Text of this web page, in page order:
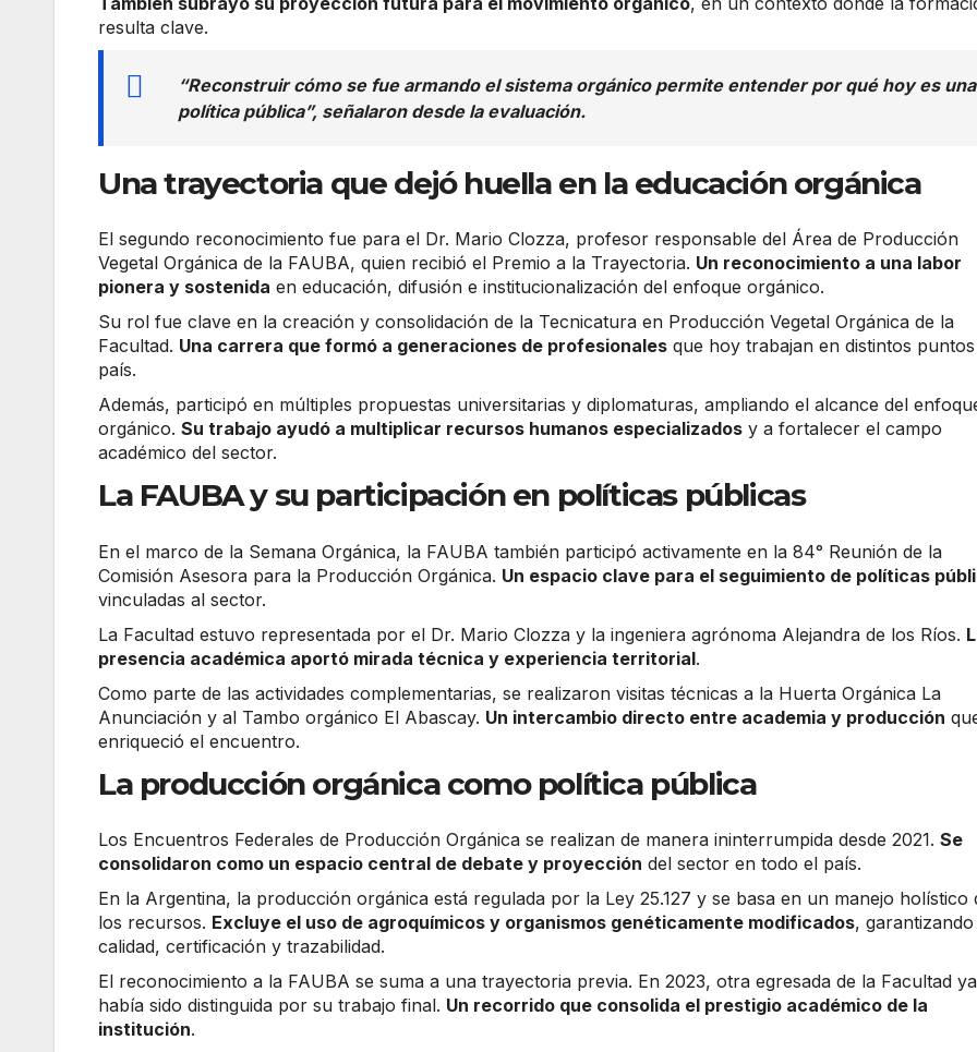
resulta clave.
“Reconstruir cómo se fue armando el sistema orgánico permite entender por qué hoy es una
política pública”, señalaron desde la evaluación.
Una trayectoria que dejó huella en la educación orgánica
El segundo reconocimiento fue para el Dr. Mario Clozza, profesor responsable del Área de Producción
Vegetal Orgánica de la FAUBA, quien recibió el Premio a la Trayectoria. Un reconocimiento a una labor
pionera y sostenida en educación, difusión e institucionalización del enfoque orgánico.
Su rol fue clave en la creación y consolidación de la Tecnicatura en Producción Vegetal Orgánica de la
Facultad. Una carrera que formó a generaciones de profesionales que hoy trabajan en distintos
país.
Además, participó en múltiples propuestas universitarias y diplomaturas, ampliando el alcance del
orgánico. Su trabajo ayudó a multiplicar recursos humanos especializados y a fortalecer el campo
académico del sector.
La FAUBA y su participación en políticas públicas
En el marco de la Semana Orgánica, la FAUBA también participó activamente en la 84° Reunión de la
Comisión Asesora para la Producción Orgánica. Un espacio clave para el seguimiento de políticas
vinculadas al sector.
La Facultad estuvo representada por el Dr. Mario Clozza y la ingeniera agrónoma Alejandra de los Ríos.
presencia académica aportó mirada técnica y experiencia territorial.
Como parte de las actividades complementarias, se realizaron visitas técnicas a la Huerta Orgánica La
Anunciación y al Tambo orgánico El Abascay. Un intercambio directo entre academia y producción
enriqueció el encuentro.
La producción orgánica como política pública
Los Encuentros Federales de Producción Orgánica se realizan de manera ininterrumpida desde 2021. Se
consolidaron como un espacio central de debate y proyección del sector en todo el país.
En la Argentina, la producción orgánica está regulada por la Ley 25.127 y se basa en un manejo holístico
los recursos. Excluye el uso de agroquímicos y organismos genéticamente modificados, garantizando
calidad, certificación y trazabilidad.
El reconocimiento a la FAUBA se suma a una trayectoria previa. En 2023, otra egresada de la Facultad ya
había sido distinguida por su trabajo final. Un recorrido que consolida el prestigio académico de la
institución.